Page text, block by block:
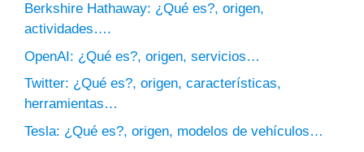
Berkshire Hathaway: ¿Qué es?, origen,
actividades….
OpenAI: ¿Qué es?, origen, servicios…
Twitter: ¿Qué es?, origen, características,
herramientas…
Tesla: ¿Qué es?, origen, modelos de vehículos…